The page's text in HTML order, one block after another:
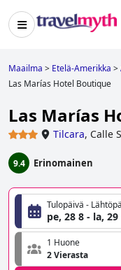
Maailma > Etelä-Amerikka >
Las Marías Hotel Boutique
Las Marías
Tilcara, Calle
9.4 Erinomainen
Tulopäivä -
pe, 28 8 - la, 29
1 Huone
2 Vierasta